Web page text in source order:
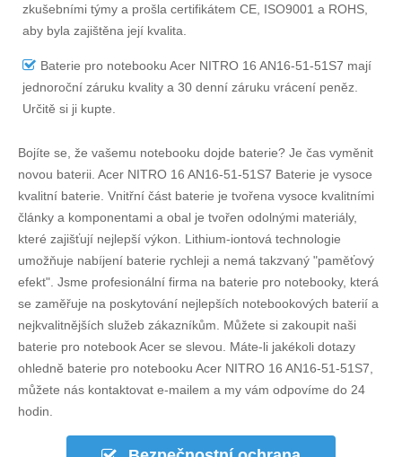
zkušebními týmy a prošla certifikátem CE, ISO9001 a ROHS,
aby byla zajištěna její kvalita.
Baterie pro notebooku Acer NITRO 16 AN16-51-51S7 mají
jednoroční záruku kvality a 30 denní záruku vrácení peněz.
Určitě si ji kupte.
Bojíte se, že vašemu notebooku dojde baterie? Je čas vyměnit
novou baterii. Acer NITRO 16 AN16-51-51S7 Baterie je vysoce
kvalitní baterie. Vnitřní část baterie je tvořena vysoce kvalitními
články a komponentami a obal je tvořen odolnými materiály,
které zajišťují nejlepší výkon. Lithium-iontová technologie
umožňuje nabíjení baterie rychleji a nemá takzvaný "paměťový
efekt". Jsme profesionální firma na baterie pro notebooky, která
se zaměřuje na poskytování nejlepších notebookových baterií a
nejkvalitnějších služeb zákazníkům. Můžete si zakoupit naši
baterie pro notebook Acer se slevou. Máte-li jakékoli dotazy
ohledně baterie pro notebooku Acer NITRO 16 AN16-51-51S7
můžete nás kontaktovat e-mailem a my vám odpovíme do 24
hodin.